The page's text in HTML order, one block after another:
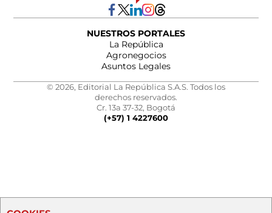
NUESTROS PORTALES
La República
Agronegocios
Asuntos Legales
© 2026, Editorial La República S.A.S. Todos los
derechos reservados.
Cr. 13a 37-32, Bogotá
(+57) 1 4227600